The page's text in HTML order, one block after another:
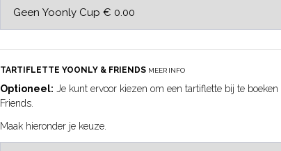
TARTIFLETTE YOONLY & FRIENDS MEER INFO
Optioneel: Je kunt ervoor kiezen om een tartiflette bij te
Friends.
Maak hieronder je keuze.